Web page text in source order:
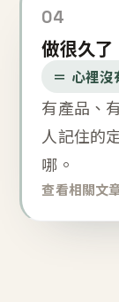
04
做很久了
＝ 心裡沒
有產品、
人記住的
哪。
查看相關文